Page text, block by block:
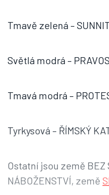
Tmavě zelená –
Světlá modrá –
Tmavá modrá –
Tyrkysová – ŘÍMSKÝ
Ostatní jsou země BEZ
NÁBOŽENSTVÍ, země